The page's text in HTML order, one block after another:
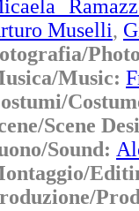
Muselli,
Music:
Scene
Sound: